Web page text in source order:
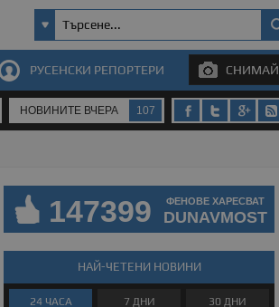
РУСЕНСКИ РЕПОРТЕРИ СНИМАЙ
НОВИНИТЕ ВЧЕРА 107
147399 ФЕНОВЕ ХАРЕСВАТ
DUNAVMOST
НАЙ-ЧЕТЕНИ НОВИНИ
24 ЧАСА 7 ДНИ 30 ДНИ